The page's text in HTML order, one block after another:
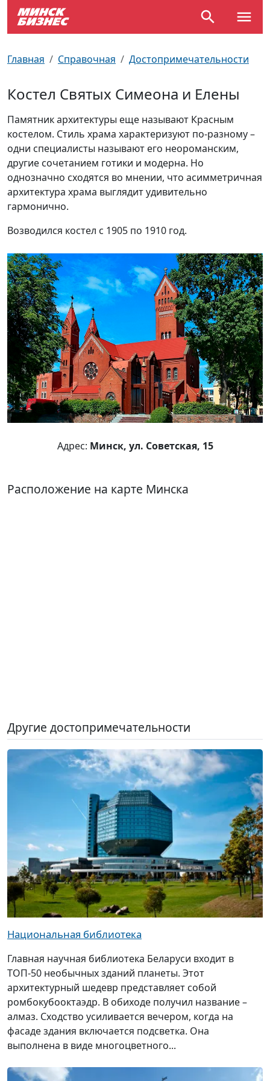
Главная Справочная Достопримечательности
Костел Святых Симеона и Елены
Памятник архитектуры еще называют Красным
костелом. Стиль храма характеризуют по-разному –
одни специалисты называют его неороманским,
другие сочетанием готики и модерна. Но
однозначно сходятся во мнении, что асимметричная
архитектура храма выглядит удивительно
гармонично.
Возводился костел с 1905 по 1910 год.
Адрес: Минск, ул. Советская, 15
Расположение на карте Минска
Другие достопримечательности
Национальная библиотека
Главная научная библиотека Беларуси входит в
ТОП-50 необычных зданий планеты. Этот
архитектурный шедевр представляет собой
ромбокубооктаэдр. В обиходе получил название –
алмаз. Сходство усиливается вечером, когда на
фасаде здания включается подсветка. Она
выполнена в виде многоцветного...
Улицы Минска
Производственный календарь
Документы для ЗАГСа
Пробки на дорогах
Самолеты